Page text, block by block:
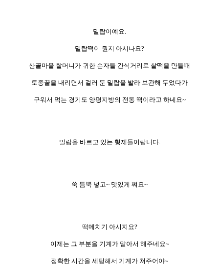
밀랍이예요.
밀랍떡이 뭔지 아시나요?
산골마을 할머니가 귀한 손자들 간식거리로 찰떡을 만들때
토종꿀을 내리면서 걸러 둔 밀랍을 발라 보관해 두었다가
구워서 먹는 경기도 양평지방의 전통 떡이라고 하네요~
밀랍을 바르고 있는 형제들이랍니다.
쑥 듬뿍 넣고~ 맛있게 쪄요~
떡메치기 아시지요?
이제는 그 부분을 기계가 맡아서 해주네요~
정확한 시간을 세팅해서 기계가 쳐주어야~